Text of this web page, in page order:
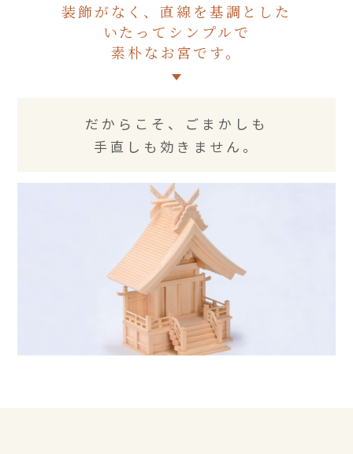
装飾がなく、直線を基調とした
いたってシンプルで
素朴なお宮です。
だからこそ、ごまかしも
手直しも効きません。